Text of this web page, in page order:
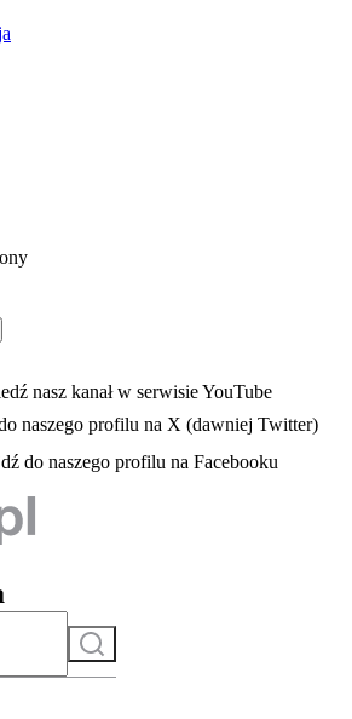
w nowej karcie
się w nowej karcie
nasz kanał w serwisie YouTube
karcie
naszego profilu na X (dawniej Twitter)
otwiera się w nowej karcie
do naszego profilu na Facebooku
Szukaj
do serwisu